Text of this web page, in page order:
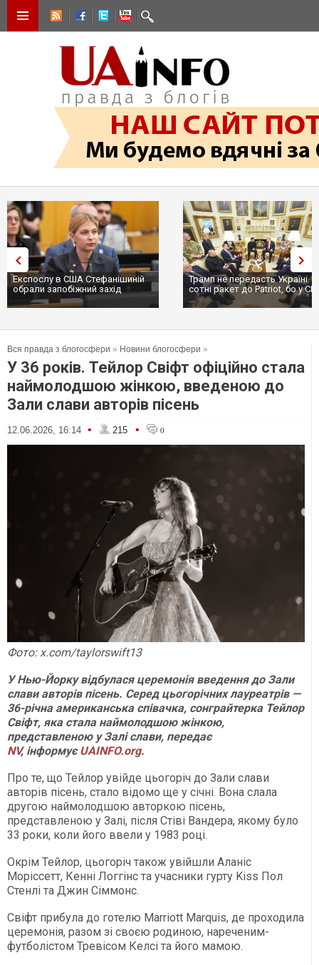
Експослу в США Стефанішиній
обрали запобіжний захід
Трамп не передасть Україні
сотні ракет до Patriot, бо у
...
Вся правда з блогосфери » Новини блогосфери »
У 36 років. Тейлор Свіфт офіційно стала
наймолодшою жінкою, введеною до
Зали слави авторів пісень
12.06.2026, 16:14 • 215 • 0
Фото: x.com/taylorswift13
У Нью-Йорку відбулася церемонія введення до Зали
слави авторів пісень. Серед цьогорічних лауреатрів —
36-річна американська співачка, сонграйтерка Тейлор
Свіфт, яка стала наймолодшою жінкою,
представленою у Залі слави, передає
NV, інформуєUAINFO.org.
Про те, що Тейлор увійде цьогоріч до Зали слави
авторів пісень, стало відомо ще у січні. Вона слала
другою наймолодшою ​​авторкою пісень,
представленою у Залі, після Стіві Вандера, якому було
33 роки, коли його ввели у 1983 році.
Окрім Тейлор, цьогоріч також увійшли Аланіс
Моріссетт, Кенні Логгінс та учасники гурту Kiss Пол
Стенлі та Джин Сіммонс.
Свіфт прибула до готелю Marriott Marquis, де проходила
церемонія, разом зі своєю родиною, нареченим-
футболістом Тревісом Келсі та його мамою.